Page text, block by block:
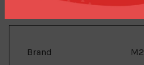
ΕΠΙΠΛΈΟΝ ΠΛΗΡΟΦΟΡΊΕΣ
Brand M2